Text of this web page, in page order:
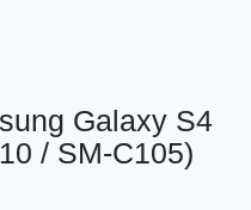
Galaxy S4
/ SM-C105)